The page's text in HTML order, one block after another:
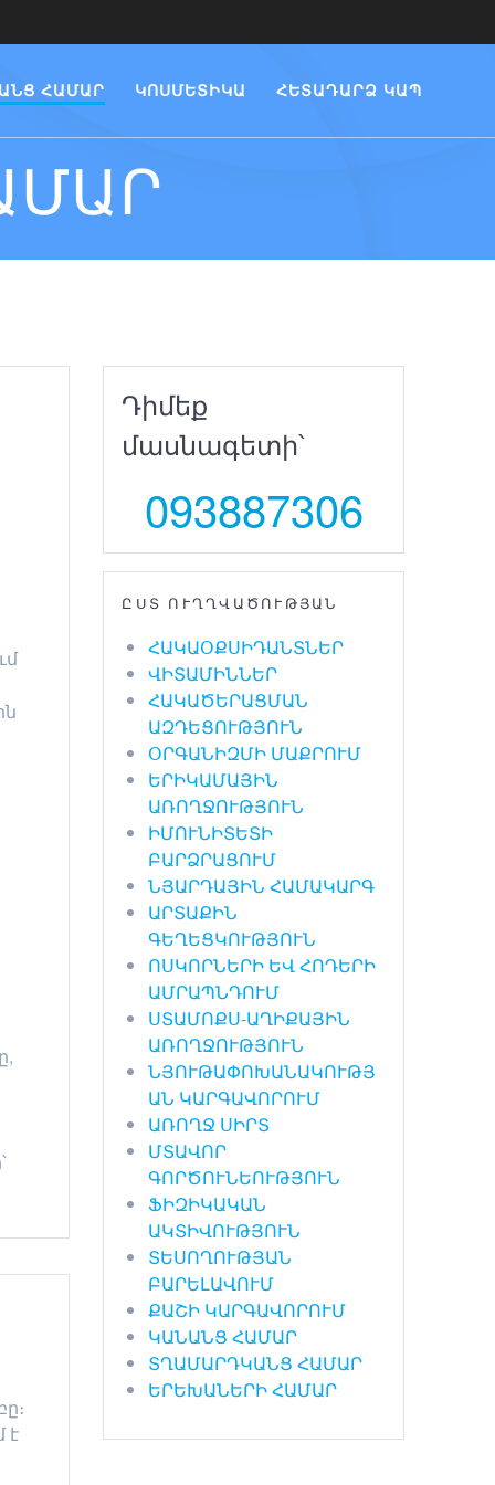
ՀԱՄԱՐ ԿՈՍՄԵՏԻԿԱ ՀԵՏԱԴԱՐՁ ԿԱՊ
է
Դիմեք
մասնագետի՝
093887306
ԸՍՏ ՈՒՂՂՎԱԾՈՒԹՅԱՆ
ՀԱԿԱՕՔՍԻԴԱՆՏՆԵՐ
ՎԻՏԱՄԻՆՆԵՐ
ՀԱԿԱԾԵՐԱՑՄԱՆ
ԱԶԴԵՑՈՒԹՅՈՒՆ
ՕՐԳԱՆԻԶՄԻ ՄԱՔՐՈՒՄ
ԵՐԻԿԱՄԱՅԻՆ
ԱՌՈՂՋՈՒԹՅՈՒՆ
ԻՄՈՒՆԻՏԵՏԻ
ԲԱՐՁՐԱՑՈՒՄ
ՆՅԱՐԴԱՅԻՆ ՀԱՄԱԿԱՐԳ
ԱՐՏԱՔԻՆ
ԳԵՂԵՑԿՈՒԹՅՈՒՆ
ՈՍԿՈՐՆԵՐԻ ԵՎ ՀՈԴԵՐԻ
ԱՄՐԱՊՆԴՈՒՄ
ՍՏԱՄՈՔՍ-ԱՂԻՔԱՅԻՆ
ԱՌՈՂՋՈՒԹՅՈՒՆ
ՆՅՈՒԹԱՓՈԽԱՆԱԿՈՒԹՅ
ԱՆ ԿԱՐԳԱՎՈՐՈՒՄ
ԱՌՈՂՋ ՍԻՐՏ
ՄՏԱՎՈՐ
ԳՈՐԾՈՒՆԵՈՒԹՅՈՒՆ
ՖԻԶԻԿԱԿԱՆ
ԱԿՏԻՎՈՒԹՅՈՒՆ
ՏԵՍՈՂՈՒԹՅԱՆ
ԲԱՐԵԼԱՎՈՒՄ
ՔԱՇԻ ԿԱՐԳԱՎՈՐՈՒՄ
ԿԱՆԱՆՑ ՀԱՄԱՐ
ՏՂԱՄԱՐԴԿԱՆՑ ՀԱՄԱՐ
ԵՐԵԽԱՆԵՐԻ ՀԱՄԱՐ